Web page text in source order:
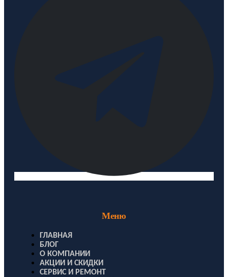
Меню
ГЛАВНАЯ
БЛОГ
О КОМПАНИИ
АКЦИИ И СКИДКИ
СЕРВИС И РЕМОНТ